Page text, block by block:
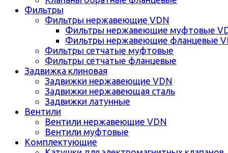
Фильтры
Фильтры нержавеющие VDN
Фильтры нержавеющие муфтовые
Фильтры нержавеющие фланцевые
Фильтры сетчатые муфтовые
Фильтры сетчатые фланцевые
Задвижка клиновая
Задвижки нержавеющие VDN
Задвижки нержавеющая сталь
Задвижки латунные
Вентили
Вентили нержавеющие VDN
Вентили муфтовые
Комплектующие